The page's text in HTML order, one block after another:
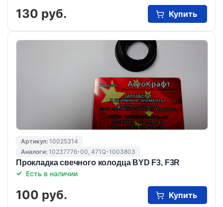
130 руб. Купить
Артикул: 10025314
Аналоги: 10237776-00, 471Q-1003803
Прокладка свечного колодца BYD F3, F3R
Есть в наличии
100 руб. Купить